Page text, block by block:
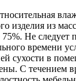
изделия из
Не следует
времени
сухости в
С течением